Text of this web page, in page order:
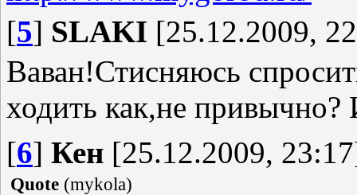
[5] SLAKI [25.12.2009,
Ваван!Стисняюсь
ходить как,не
[6] Кен [25.12.2009,
Quote (mykola)